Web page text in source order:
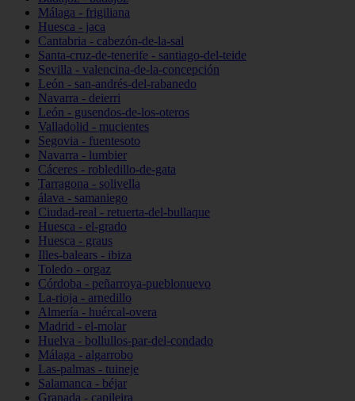
Málaga - frigiliana
Huesca - jaca
Cantabria - cabezón-de-la-sal
Santa-cruz-de-tenerife - santiago-del-teide
Sevilla - valencina-de-la-concepción
León - san-andrés-del-rabanedo
Navarra - deierri
León - gusendos-de-los-oteros
Valladolid - mucientes
Segovia - fuentesoto
Navarra - lumbier
Cáceres - robledillo-de-gata
Tarragona - solivella
álava - samaniego
Ciudad-real - retuerta-del-bullaque
Huesca - el-grado
Huesca - graus
Illes-balears - ibiza
Toledo - orgaz
Córdoba - peñarroya-pueblonuevo
La-rioja - arnedillo
Almería - huércal-overa
Madrid - el-molar
Huelva - bollullos-par-del-condado
Málaga - algarrobo
Las-palmas - tuineje
Salamanca - béjar
Granada - capileira